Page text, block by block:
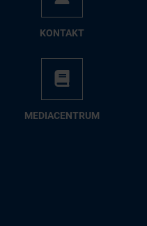
KON­TAKT
ME­DIA­CEN­TRUM